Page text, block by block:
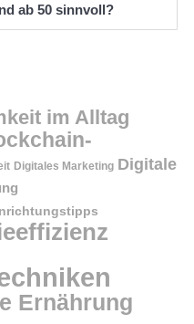
ab 50 sinnvoll?
im Alltag
Digitales Marketing Digitale
Ernährung